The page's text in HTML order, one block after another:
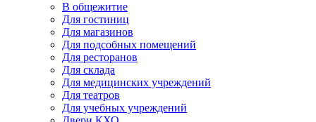
В общежитие
Для гостиниц
Для магазинов
Для подсобных помещений
Для ресторанов
Для склада
Для медицинских учреждений
Для театров
Для учебных учреждений